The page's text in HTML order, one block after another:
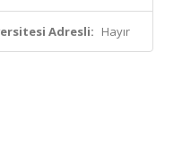
Adresli: Hayır